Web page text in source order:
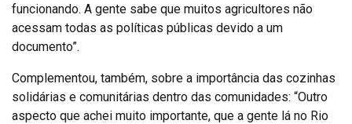
funcionando. A gente sabe que muitos agricultores não
acessam todas as políticas públicas devido a um
documento”.
Complementou, também, sobre a importância das cozinhas
solidárias e comunitárias dentro das comunidades: “Outro
aspecto que achei muito importante, que a gente lá no Rio